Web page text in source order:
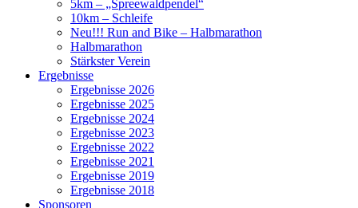
5km – „Spreewaldpendel“
10km – Schleife
Neu!!! Run and Bike – Halbmarathon
Halbmarathon
Stärkster Verein
Ergebnisse
Ergebnisse 2026
Ergebnisse 2025
Ergebnisse 2024
Ergebnisse 2023
Ergebnisse 2022
Ergebnisse 2021
Ergebnisse 2019
Ergebnisse 2018
Sponsoren